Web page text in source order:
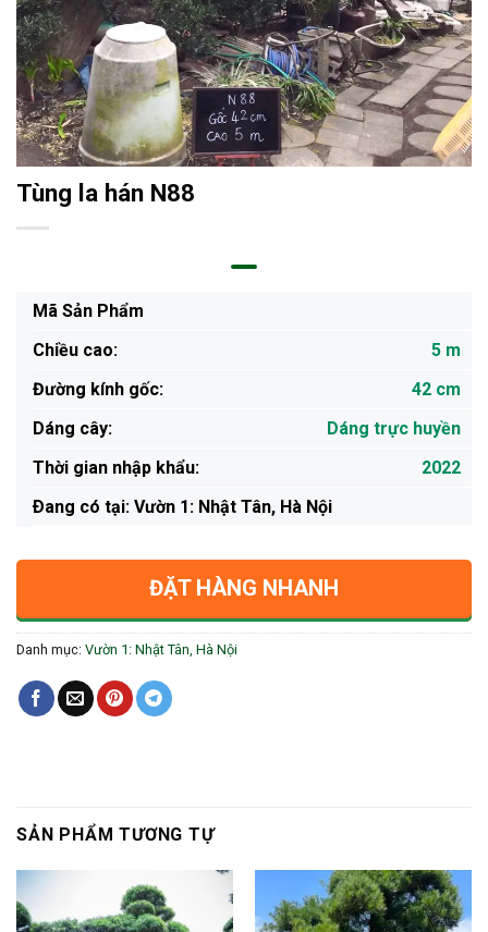
Tùng la hán N88
Mã Sản Phẩm
Chiều cao:
5 m
Đường kính gốc:
42 cm
Dáng cây:
Dáng trực huyền
Thời gian nhập khẩu:
2022
Ðang có tại: Vườn 1: Nhật Tân, Hà Nội
ĐẶT HÀNG NHANH
Danh mục: Vườn 1: Nhật Tân, Hà Nội
SẢN PHẨM TƯƠNG TỰ